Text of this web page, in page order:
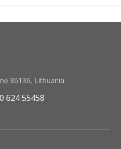
86136, Lithuania
624 55458